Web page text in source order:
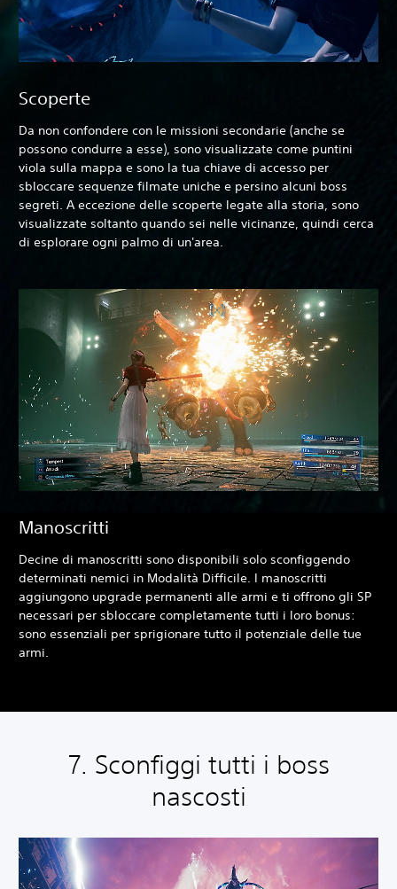
Scoperte
Da non confondere con le missioni secondarie (anche se
possono condurre a esse), sono visualizzate come puntini
viola sulla mappa e sono la tua chiave di accesso per
sbloccare sequenze filmate uniche e persino alcuni boss
segreti. A eccezione delle scoperte legate alla storia, sono
visualizzate soltanto quando sei nelle vicinanze, quindi cerca
di esplorare ogni palmo di un'area.
Manoscritti
Decine di manoscritti sono disponibili solo sconfiggendo
determinati nemici in Modalità Difficile. I manoscritti
aggiungono upgrade permanenti alle armi e ti offrono gli SP
necessari per sbloccare completamente tutti i loro bonus:
sono essenziali per sprigionare tutto il potenziale delle tue
armi.
7. Sconfiggi tutti i boss
nascosti